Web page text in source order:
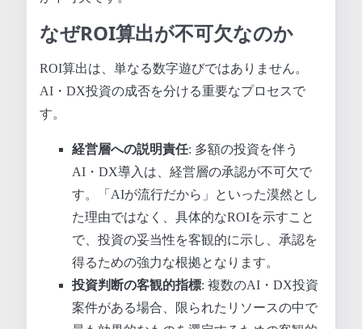
なぜROI算出が不可欠なのか
ROI算出は、単なる数字遊びではありません。
AI・DX投資の成否を分ける重要なプロセスで
す。
経営層への説明責任: 多額の投資を伴う
AI・DX導入は、経営層の承認が不可欠で
す。「AIが流行だから」といった漠然とし
た理由ではなく、具体的なROIを示すこと
で、投資の妥当性を客観的に示し、承認を
得るための強力な根拠となります。
投資判断の客観的指標: 複数のAI・DX投資
案件がある場合、限られたリソースの中で